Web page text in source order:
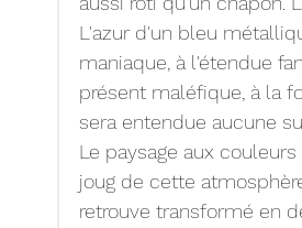
L'azur d'un bleu
maniaque, à l'étendue
présent maléfique, à la
sera entendue aucune
Le paysage aux
joug de cette
retrouve transformé en